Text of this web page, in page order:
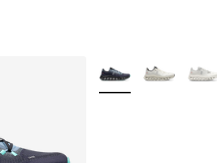
Meer kleuren